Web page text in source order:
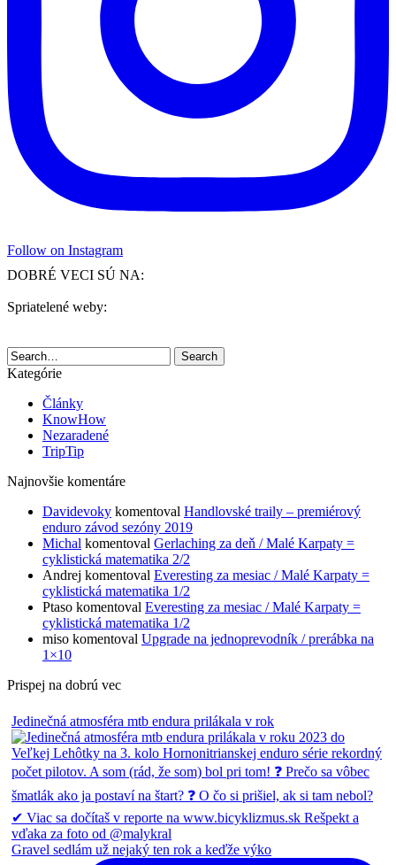
Follow on Instagram
DOBRÉ VECI SÚ NA:
Spriatelené weby:
Search
Kategórie
Články
KnowHow
Nezaradené
TripTip
Najnovšie komentáre
Davidevoky komentoval Handlovské traily – premiérový
enduro závod sezóny 2019
Michal komentoval Gerlaching za deň / Malé Karpaty =
cyklistická matematika 2/2
Andrej komentoval Everesting za mesiac / Malé Karpaty =
cyklistická matematika 1/2
Ptaso komentoval Everesting za mesiac / Malé Karpaty =
cyklistická matematika 1/2
miso komentoval Upgrade na jednoprevodník / prerábka na
1×10
Prispej na dobrú vec
Jedinečná atmosféra mtb endura prilákala v rok
Gravel sedlám už nejaký ten rok a keďže výko